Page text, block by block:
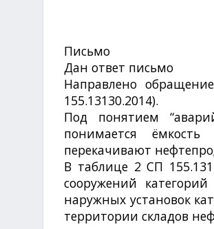
Письмо
Дан ответ письмо
Направлено
155.13130.2014).
Под понятием
понимается
перекачивают
В таблице 2 СП
сооружений
наружных установок
территории складов